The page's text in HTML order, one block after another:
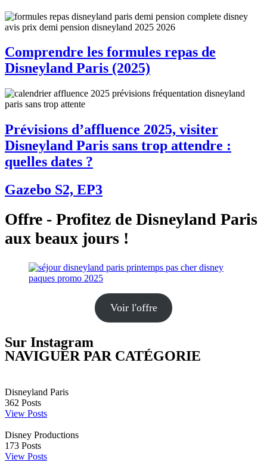
Comprendre les formules repas de
Disneyland Paris (2025)
Prévisions d’affluence 2025, visiter
Disneyland Paris sans trop attendre :
quelles dates ?
Gazebo S2, EP3
Offre - Profitez de Disneyland Paris
aux beaux jours !
Voir l'offre
Sur Instagram
NAVIGUER PAR CATÉGORIE
Disneyland Paris
362 Posts
View Posts
Disney Productions
173 Posts
View Posts